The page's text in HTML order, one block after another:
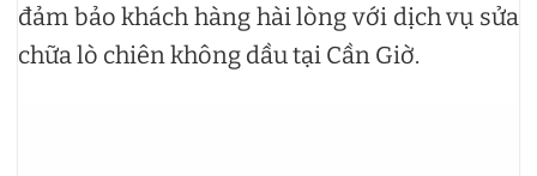
đảm bảo khách hàng hài lòng với dịch vụ sửa
chữa lò chiên không dầu tại Cần Giờ.